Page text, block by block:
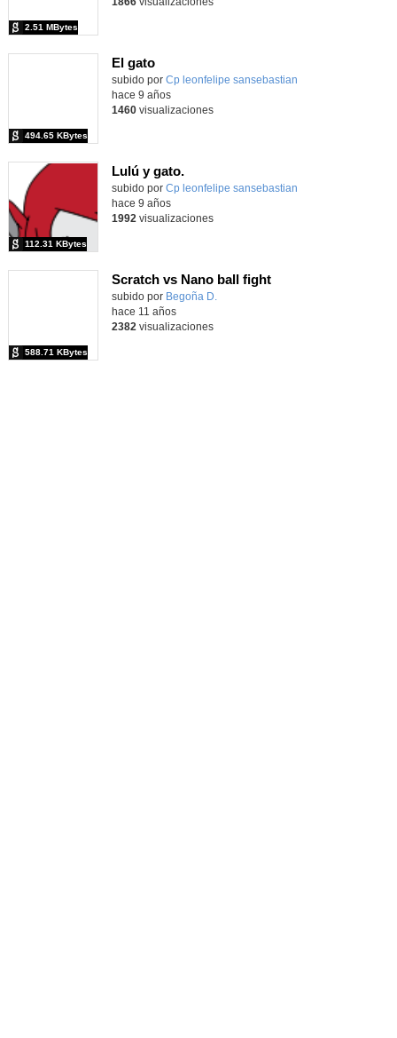
2.51 MBytes
El gato
subido por Cp leonfelipe sansebastian
494.65 KBytes
hace 9 años
1460visualizaciones
Lulú y gato.
subido por Cp leonfelipe sansebastian
112.31 KBytes
hace 9 años
1992 visualizaciones
Scratch vs Nano ball fight
Contenido educativo.
subido por Begoña D.
588.71 KBytes
hace 11 años
2382 visualizaciones